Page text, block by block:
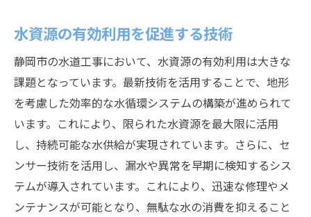
水資源の有効利用を促進する技術
静岡市の水道工事において、水資源の有効利用は大きな
課題となっています。最新技術を活用することで、地形
を考慮した効率的な水循環システムの構築が進められて
います。これにより、限られた水資源を最大限に活用
し、持続可能な水供給が実現されています。さらに、セ
ンサー技術を活用し、漏水や異常を早期に検知するシス
テムが導入されています。これにより、迅速な修理やメ
ンテナンスが可能となり、無駄な水の消費を抑えること